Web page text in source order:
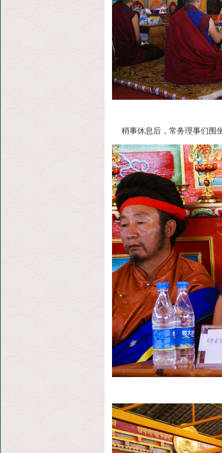
稍事休息后，常务理事们围